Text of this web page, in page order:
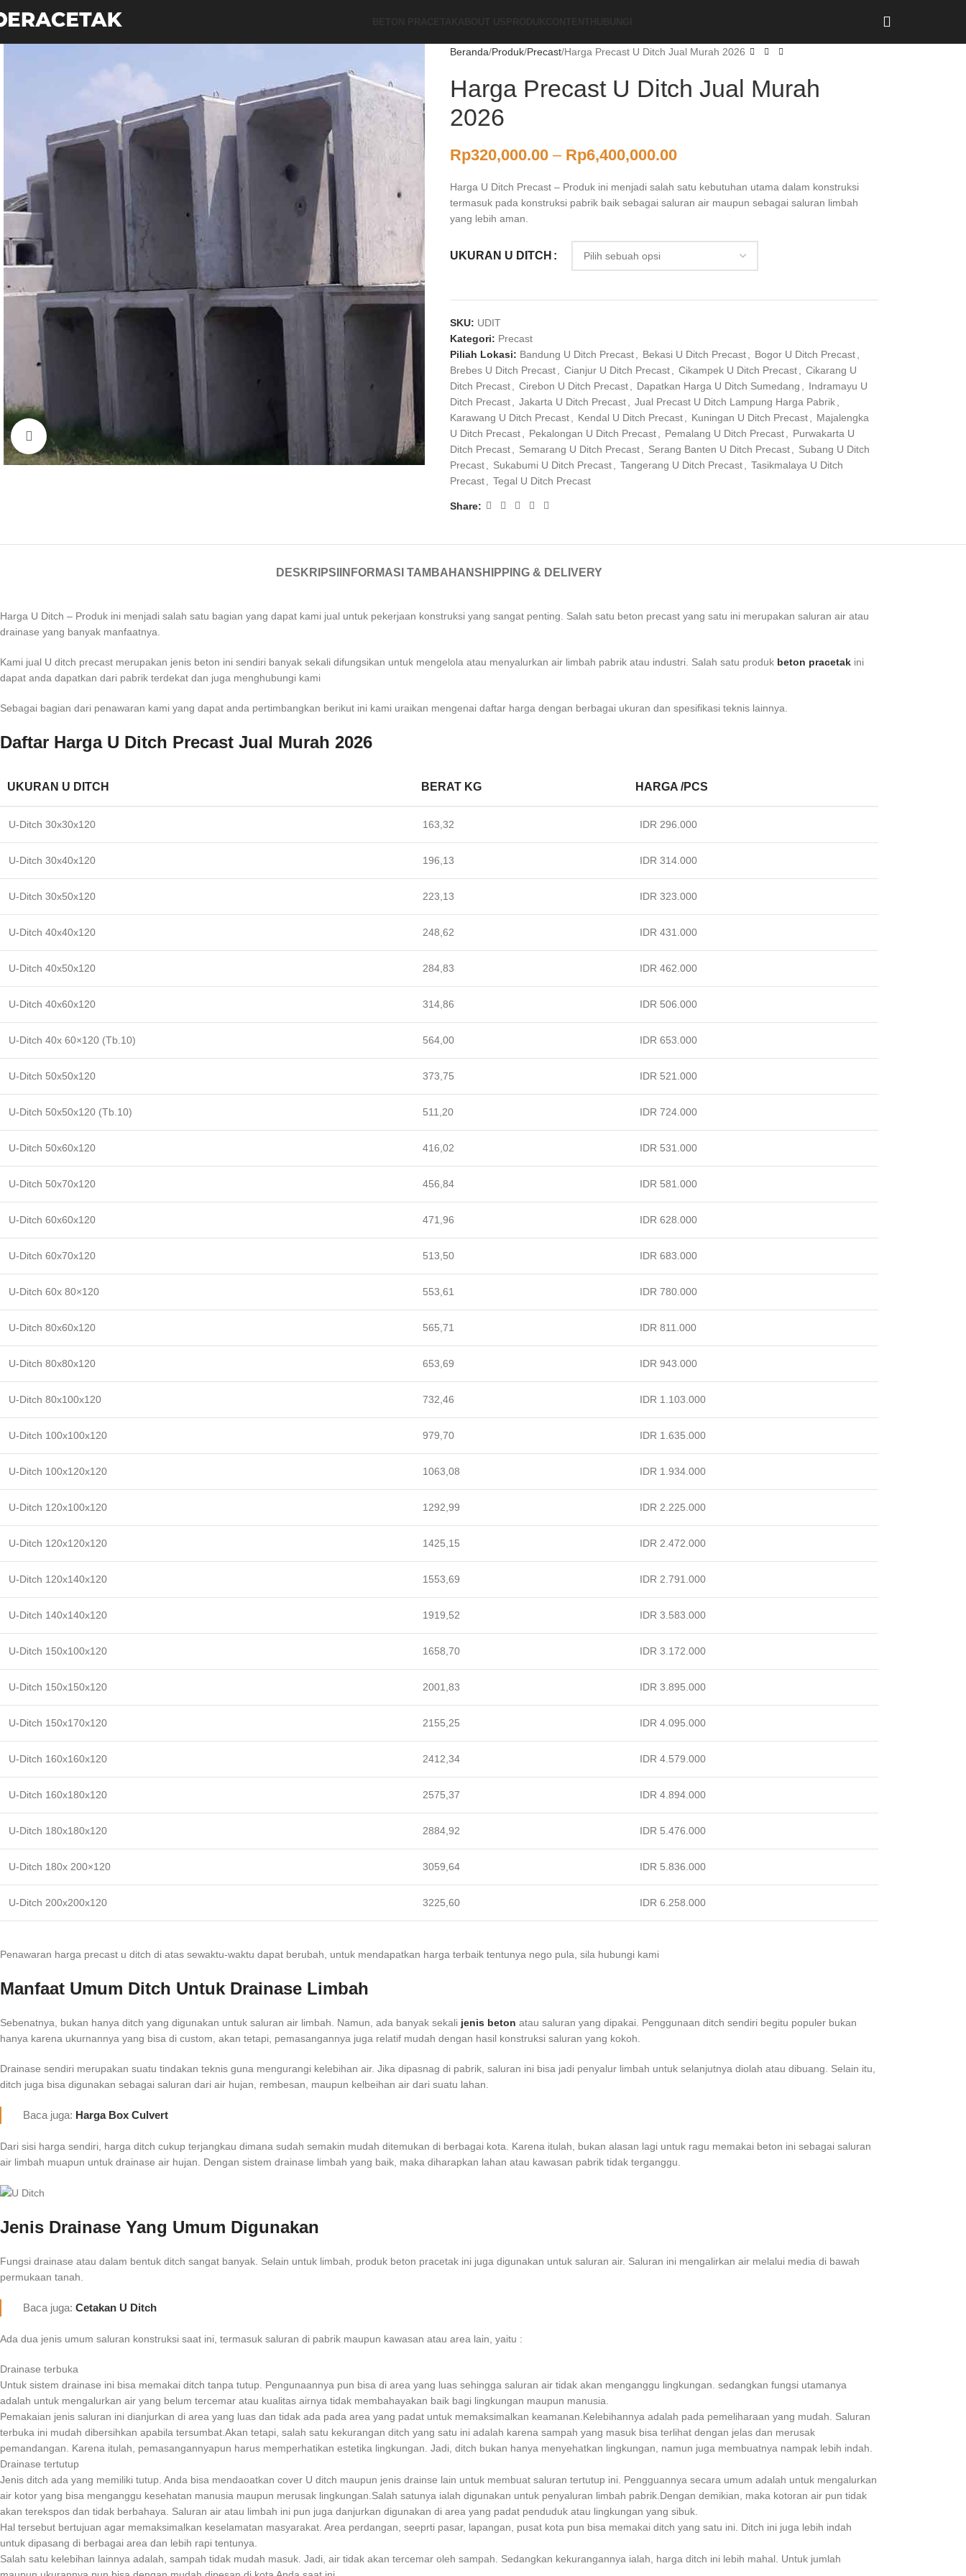
Click to enlarge
Beranda Produk Precast Harga Precast U Ditch Jual Murah 2026
Harga Precast U Ditch Jual Murah
2026
Rp320,000.00 – Rp6,400,000.00
Harga U Ditch Precast – Produk ini menjadi salah satu kebutuhan utama dalam konstruksi
termasuk pada konstruksi pabrik baik sebagai saluran air maupun sebagai saluran limbah
yang lebih aman.
UKURAN U DITCH
SKU: UDIT
Kategori: Precast
Piliah Lokasi: Bandung U Ditch Precast Bekasi U Ditch Precast Bogor U Ditch Precast
Brebes U Ditch Precast
Cianjur U Ditch Precast Cikampek U Ditch Precast
Cikarang U
Ditch Precast
Cirebon U Ditch Precast Dapatkan Harga U Ditch Sumedang
Indramayu U
Ditch Precast
Jakarta U Ditch Precast Jual Precast U Ditch Lampung Harga Pabrik
Karawang U Ditch Precast
Kendal U Ditch Precast Kuningan U Ditch Precast
Majalengka
U Ditch Precast
Pekalongan U Ditch Precast Pemalang U Ditch Precast
Purwakarta U
Ditch Precast
Semarang U Ditch Precast Serang Banten U Ditch Precast
Subang U Ditch
Precast
Sukabumi U Ditch Precast Tangerang U Ditch Precast
Tasikmalaya U Ditch
Precast
Tegal U Ditch Precast
Share:
DESKRIPSI INFORMASI TAMBAHANSHIPPING & DELIVERY
Harga U Ditch – Produk ini menjadi salah satu bagian yang dapat kami jual untuk pekerjaan konstruksi yang sangat penting. Salah satu beton precast yang satu ini merupakan saluran air atau
drainase yang banyak manfaatnya.
Kami jual U ditch precast merupakan jenis beton ini sendiri banyak sekali difungsikan untuk mengelola atau menyalurkan air limbah pabrik atau industri. Salah satu produk beton pracetak ini
dapat anda dapatkan dari pabrik terdekat dan juga menghubungi kami
Sebagai bagian dari penawaran kami yang dapat anda pertimbangkan berikut ini kami uraikan mengenai daftar harga dengan berbagai ukuran dan spesifikasi teknis lainnya.
Daftar Harga U Ditch Precast Jual Murah 2026
UKURAN U DITCH BERAT KG HARGA /PCS
U-Ditch 30x30x120 163,32 IDR 296.000
U-Ditch 30x40x120 196,13 IDR 314.000
U-Ditch 30x50x120 223,13 IDR 323.000
U-Ditch 40x40x120 248,62 IDR 431.000
U-Ditch 40x50x120 284,83 IDR 462.000
U-Ditch 40x60x120 314,86 IDR 506.000
U-Ditch 40x 60×120 (Tb.10) 564,00 IDR 653.000
U-Ditch 50x50x120 373,75 IDR 521.000
U-Ditch 50x50x120 (Tb.10) 511,20 IDR 724.000
U-Ditch 50x60x120 416,02 IDR 531.000
U-Ditch 50x70x120 456,84 IDR 581.000
U-Ditch 60x60x120 471,96 IDR 628.000
U-Ditch 60x70x120 513,50 IDR 683.000
U-Ditch 60x 80×120 553,61 IDR 780.000
U-Ditch 80x60x120 565,71 IDR 811.000
U-Ditch 80x80x120 653,69 IDR 943.000
U-Ditch 80x100x120 732,46 IDR 1.103.000
U-Ditch 100x100x120 979,70 IDR 1.635.000
U-Ditch 100x120x120 1063,08 IDR 1.934.000
U-Ditch 120x100x120 1292,99 IDR 2.225.000
U-Ditch 120x120x120 1425,15 IDR 2.472.000
U-Ditch 120x140x120 1553,69 IDR 2.791.000
U-Ditch 140x140x120 1919,52 IDR 3.583.000
U-Ditch 150x100x120 1658,70 IDR 3.172.000
U-Ditch 150x150x120 2001,83 IDR 3.895.000
U-Ditch 150x170x120 2155,25 IDR 4.095.000
U-Ditch 160x160x120 2412,34 IDR 4.579.000
U-Ditch 160x180x120 2575,37 IDR 4.894.000
U-Ditch 180x180x120 2884,92 IDR 5.476.000
U-Ditch 180x 200×120 3059,64 IDR 5.836.000
U-Ditch 200x200x120 3225,60 IDR 6.258.000
Penawaran harga precast u ditch di atas sewaktu-waktu dapat berubah, untuk mendapatkan harga terbaik tentunya nego pula, sila hubungi kami
Manfaat Umum Ditch Untuk Drainase Limbah
Sebenatnya, bukan hanya ditch yang digunakan untuk saluran air limbah. Namun, ada banyak sekali jenis beton atau saluran yang dipakai. Penggunaan ditch sendiri begitu populer bukan
hanya karena ukurnannya yang bisa di custom, akan tetapi, pemasangannya juga relatif mudah dengan hasil konstruksi saluran yang kokoh.
Drainase sendiri merupakan suatu tindakan teknis guna mengurangi kelebihan air. Jika dipasnag di pabrik, saluran ini bisa jadi penyalur limbah untuk selanjutnya diolah atau dibuang. Selain itu,
ditch juga bisa digunakan sebagai saluran dari air hujan, rembesan, maupun kelbeihan air dari suatu lahan.
Baca juga: Harga Box Culvert
Dari sisi harga sendiri, harga ditch cukup terjangkau dimana sudah semakin mudah ditemukan di berbagai kota. Karena itulah, bukan alasan lagi untuk ragu memakai beton ini sebagai saluran
air limbah muapun untuk drainase air hujan. Dengan sistem drainase limbah yang baik, maka diharapkan lahan atau kawasan pabrik tidak terganggu.
Jenis Drainase Yang Umum Digunakan
Fungsi drainase atau dalam bentuk ditch sangat banyak. Selain untuk limbah, produk beton pracetak ini juga digunakan untuk saluran air. Saluran ini mengalirkan air melalui media di bawah
permukaan tanah.
Baca juga: Cetakan U Ditch
Ada dua jenis umum saluran konstruksi saat ini, termasuk saluran di pabrik maupun kawasan atau area lain, yaitu :
Drainase terbuka
Untuk sistem drainase ini bisa memakai ditch tanpa tutup. Pengunaannya pun bisa di area yang luas sehingga saluran air tidak akan menganggu lingkungan. sedangkan fungsi utamanya
adalah untuk mengalurkan air yang belum tercemar atau kualitas airnya tidak membahayakan baik bagi lingkungan maupun manusia.
Pemakaian jenis saluran ini dianjurkan di area yang luas dan tidak ada pada area yang padat untuk memaksimalkan keamanan.Kelebihannya adalah pada pemeliharaan yang mudah. Saluran
terbuka ini mudah dibersihkan apabila tersumbat.Akan tetapi, salah satu kekurangan ditch yang satu ini adalah karena sampah yang masuk bisa terlihat dengan jelas dan merusak
pemandangan. Karena itulah, pemasangannyapun harus memperhatikan estetika lingkungan. Jadi, ditch bukan hanya menyehatkan lingkungan, namun juga membuatnya nampak lebih indah.
Drainase tertutup
Jenis ditch ada yang memiliki tutup. Anda bisa mendaoatkan cover U ditch maupun jenis drainse lain untuk membuat saluran tertutup ini. Pengguannya secara umum adalah untuk mengalurkan
air kotor yang bisa menganggu kesehatan manusia maupun merusak lingkungan.Salah satunya ialah digunakan untuk penyaluran limbah pabrik.Dengan demikian, maka kotoran air pun tidak
akan terekspos dan tidak berbahaya. Saluran air atau limbah ini pun juga danjurkan digunakan di area yang padat penduduk atau lingkungan yang sibuk.
Hal tersebut bertujuan agar memaksimalkan keselamatan masyarakat. Area perdangan, seeprti pasar, lapangan, pusat kota pun bisa memakai ditch yang satu ini. Ditch ini juga lebih indah
untuk dipasang di berbagai area dan lebih rapi tentunya.
Salah satu kelebihan lainnya adalah, sampah tidak mudah masuk. Jadi, air tidak akan tercemar oleh sampah. Sedangkan kekurangannya ialah, harga ditch ini lebih mahal. Untuk jumlah